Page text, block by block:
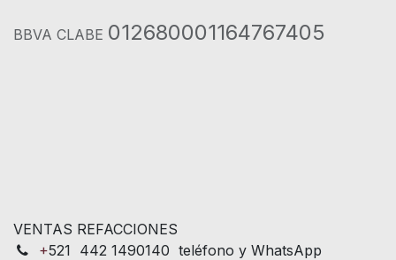
BBVA CLABE 012680001164767405
VENTAS REFACCIONES
+521 442 1490140 teléfono y WhatsApp